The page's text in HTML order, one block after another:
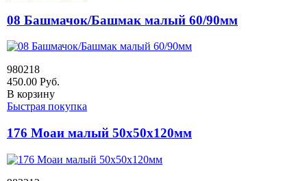
08 Башмачок/Башмак малый 60/90мм
980218
450.00 Руб.
В корзину
Быстрая покупка
176 Моаи малый 50х50х120мм